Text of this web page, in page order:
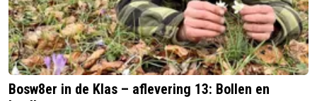
Bosw8er in de Klas – aflevering 13: Bollen en